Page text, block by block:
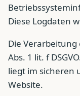
Diese Logdaten
Die
Abs. 1 lit. f
liegt im sicheren
Website.